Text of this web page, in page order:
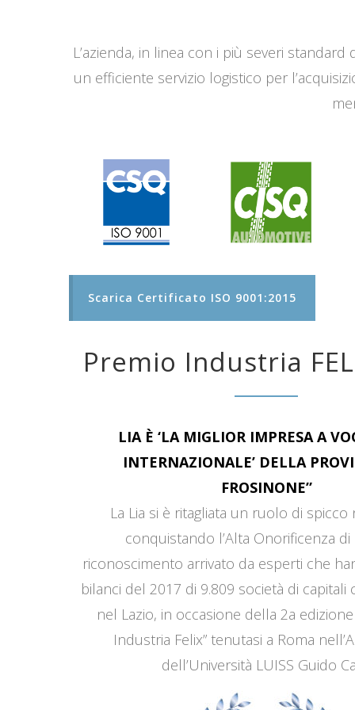
L’azienda, in linea con i più severi
un efficiente servizio logistico per
Scarica Certificato ISO 9001:2015
Premio Industria
LIA È ‘LA MIGLIOR IMPRESA A
INTERNAZIONALE’ DELLA
FROSINONE”
La Lia si è ritagliata un ruolo di
conquistando l’Alta Onorificenza di
riconoscimento arrivato da esperti che
bilanci del 2017 di 9.809 società di capitali
nel Lazio, in occasione della 2a
Industria Felix” tenutasi a Roma
dell’Università LUISS Guido